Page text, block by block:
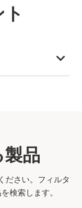
品
ださい。フィルタ
検索します。